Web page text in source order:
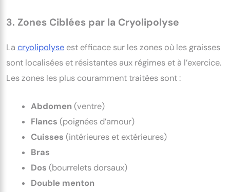
3. Zones Ciblées par la Cryolipolyse
La cryolipolyse est efficace sur les zones où les graisses
sont localisées et résistantes aux régimes et à l’exercice.
Les zones les plus couramment traitées sont :
Abdomen (ventre)
Flancs (poignées d’amour)
Cuisses (intérieures et extérieures)
Bras
Dos (bourrelets dorsaux)
Double menton